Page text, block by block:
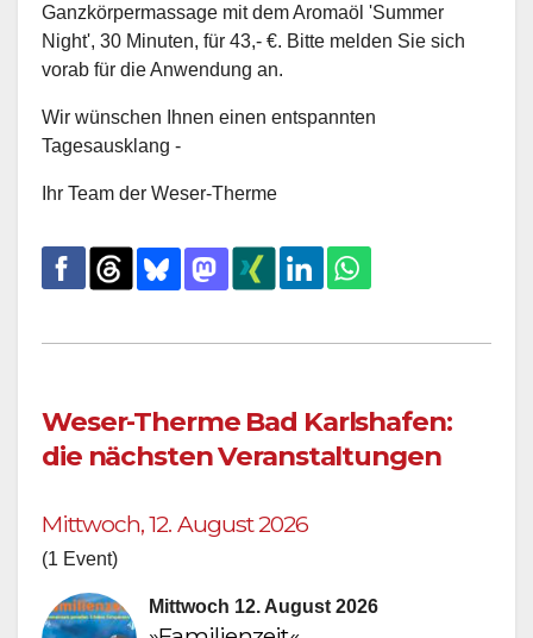
Ganzkörpermassage mit dem Aromaöl 'Summer
Night', 30 Minuten, für 43,- €. Bitte melden Sie sich
vorab für die Anwendung an.
Wir wünschen Ihnen einen entspannten
Tagesausklang -
Ihr Team der Weser-Therme
Weser-Therme Bad Karlshafen:
die nächsten Veranstaltungen
Mittwoch, 12. August 2026
(1 Event)
Mittwoch 12. August 2026